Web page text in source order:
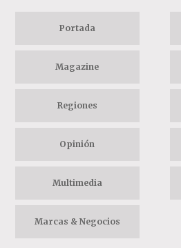
Portada
Magazine
Regiones
Opinión
Multimedia
Marcas & Negocios